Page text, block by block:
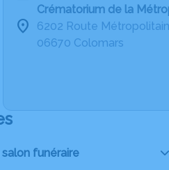
Crématorium de la
6202 Route
06670 Colomars
salon funéraire